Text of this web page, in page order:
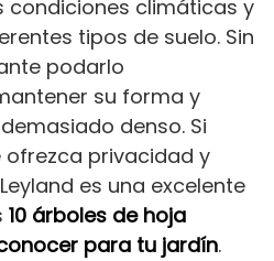
condiciones climáticas y
tipos de suelo. Sin
podarlo
su forma y
denso. Si
privacidad y
es una excelente
10 árboles de hoja
para tu jardín.